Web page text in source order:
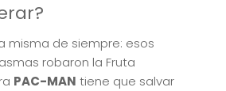
misma de siempre: esos
robaron la Fruta
PAC-MAN tiene que salvar